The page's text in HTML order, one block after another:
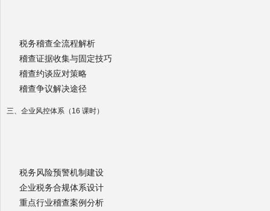
税务稽查全流程解析
稽查证据收集与固定技巧
稽查约谈应对策略
稽查争议解决途径
三、企业风控体系（16 课时）
税务风险预警机制建设
企业税务合规体系设计
重点行业稽查案例分析